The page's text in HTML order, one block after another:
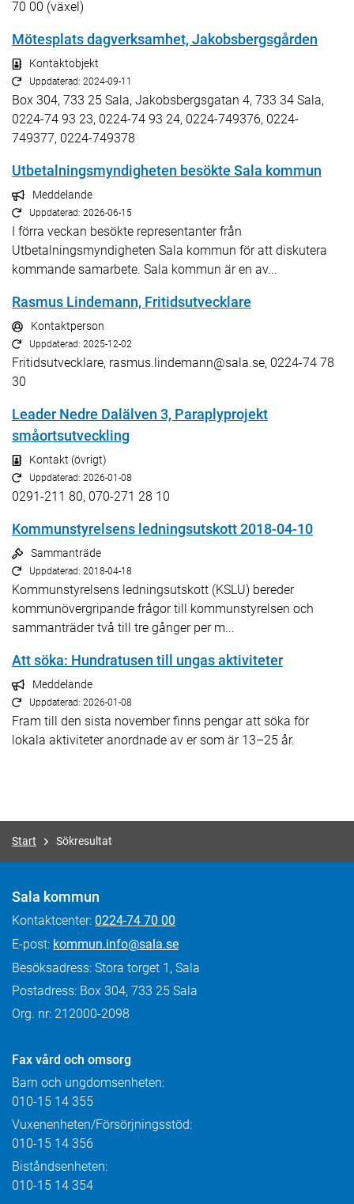
70 00 (växel)
Mötesplats dagverksamhet, Jakobsbergsgården
Kontaktobjekt
Uppdaterad: 2024-09-11
Box 304, 733 25 Sala, Jakobsbergsgatan 4, 733 34 Sala,
0224-74 93 23, 0224-74 93 24, 0224-749376, 0224-
749377, 0224-749378
Utbetalningsmyndigheten besökte Sala kommun
Meddelande
Uppdaterad: 2026-06-15
I förra veckan besökte representanter från
Utbetalningsmyndigheten Sala kommun för att diskutera
kommande samarbete. Sala kommun är en av...
Rasmus Lindemann, Fritidsutvecklare
Kontaktperson
Uppdaterad: 2025-12-02
Fritidsutvecklare, rasmus.lindemann@sala.se, 0224-74 78
30
Leader Nedre Dalälven 3, Paraplyprojekt
småortsutveckling
Kontakt (övrigt)
Uppdaterad: 2026-01-08
0291-211 80, 070-271 28 10
Kommunstyrelsens ledningsutskott 2018-04-10
Sammanträde
Uppdaterad: 2018-04-18
Kommunstyrelsens ledningsutskott (KSLU) bereder
kommunövergripande frågor till kommunstyrelsen och
sammanträder två till tre gånger per m...
Att söka: Hundratusen till ungas aktiviteter
Meddelande
Uppdaterad: 2026-01-08
Fram till den sista november finns pengar att söka för
lokala aktiviteter anordnade av er som är 13–25 år.
Start Sökresultat
Sala kommun
Kontaktcenter: 0224-74 70 00
E-post: kommun.info@sala.se
Besöksadress: Stora torget 1, Sala
Postadress: Box 304, 733 25 Sala
Org. nr: 212000-2098
Fax vård och omsorg
Barn och ungdomsenheten:
010-15 14 355
Vuxenenheten/Försörjningsstöd:
010-15 14 356
Biståndsenheten:
010-15 14 354